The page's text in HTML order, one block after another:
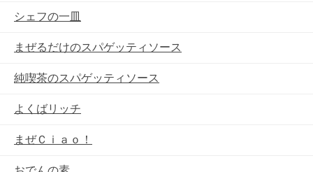
シェフの一皿
まぜるだけのスパゲッティソース
純喫茶のスパゲッティソース
よくばリッチ
まぜＣｉａｏ！